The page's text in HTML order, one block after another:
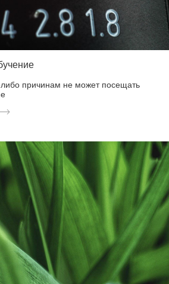
либо причинам не может посещать